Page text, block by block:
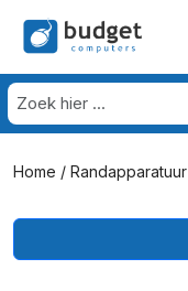
Home / Randapparatuur